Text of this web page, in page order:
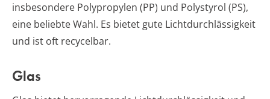
insbesondere Polypropylen (PP) und Polystyrol (PS),
eine beliebte Wahl. Es bietet gute Lichtdurchlässigkeit
und ist oft recycelbar.
Glas